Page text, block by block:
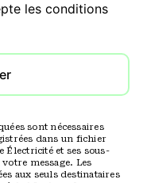
les conditions
sont nécessaires
dans un fichier
Électricité et ses sous-
message. Les
aux seuls destinataires